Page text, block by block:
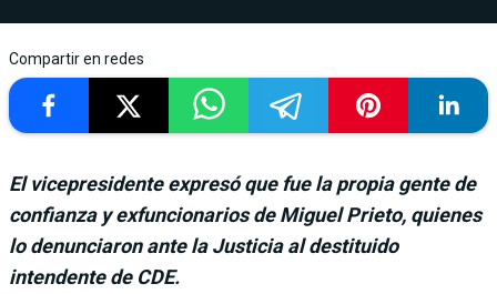
Compartir en redes
El vicepresidente expresó que fue la propia gente de
confianza y exfuncionarios de Miguel Prieto, quienes
lo denunciaron ante la Justicia al destituido
intendente de CDE.